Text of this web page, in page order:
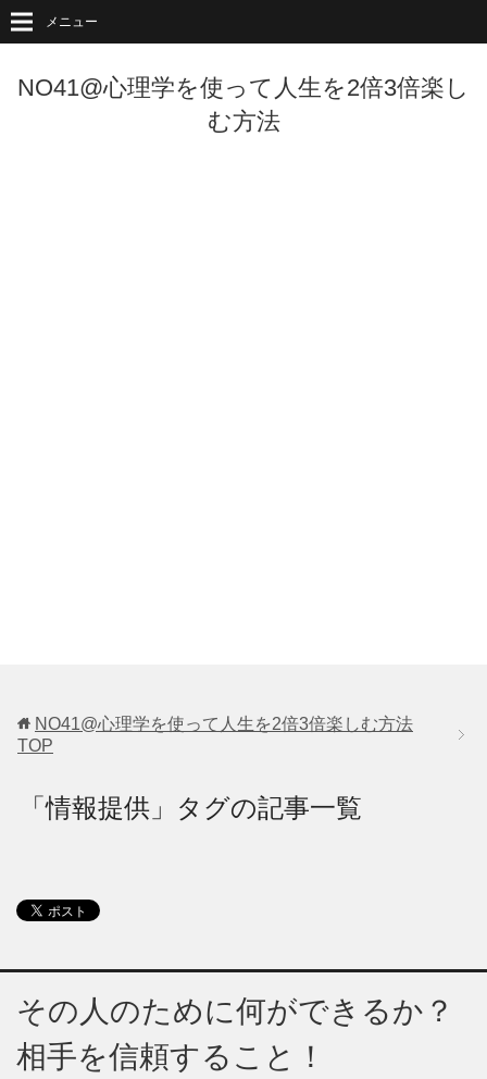
NO41@心理学を使って人生を2倍3倍楽し
む方法
メニュー
NO41@心理学を使って人生を2倍3倍楽しむ方法
TOP
「情報提供」タグの記事一覧
その人のために何ができるか？
相手を信頼すること！